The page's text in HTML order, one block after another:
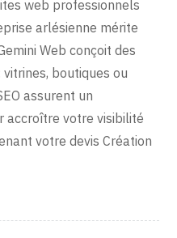
web professionnels
arlésienne mérite
Web conçoit des
boutiques ou
assurent un
accroître votre visibilité
votre devis Création